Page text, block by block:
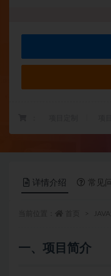
详情介绍 常见
一、项目简介